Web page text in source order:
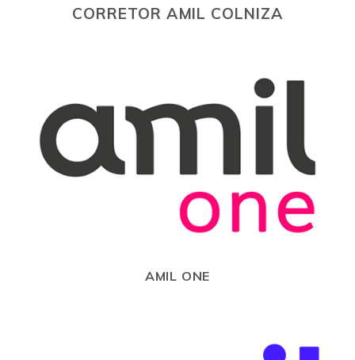
CORRETOR AMIL COLNIZA
AMIL ONE